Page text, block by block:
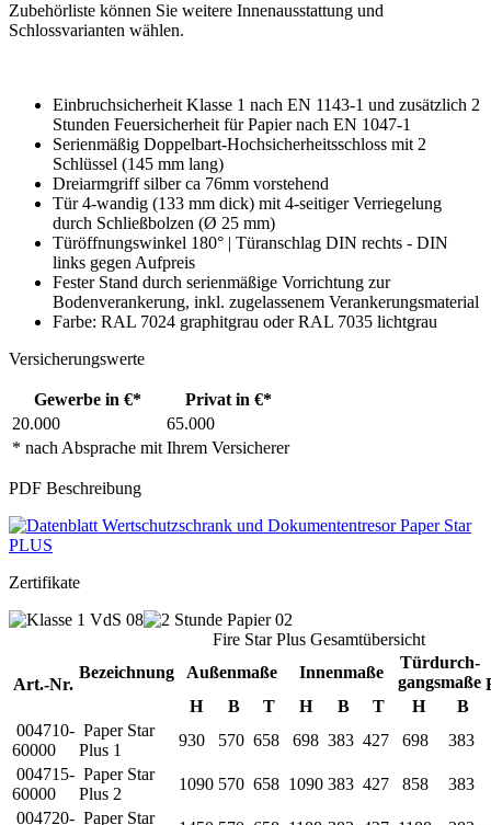
Zubehörliste können Sie weitere Innenausstattung und
Schlossvarianten wählen.
Einbruchsicherheit Klasse 1 nach EN 1143-1 und zusätzlich 2
Stunden Feuersicherheit für Papier nach EN 1047-1
Serienmäßig Doppelbart-Hochsicherheitsschloss mit 2
Schlüssel (145 mm lang)
Dreiarmgriff silber ca 76mm vorstehend
Tür 4-wandig (133 mm dick) mit 4-seitiger Verriegelung
durch Schließbolzen (Ø 25 mm)
Türöffnungswinkel 180° | Türanschlag DIN rechts - DIN
links gegen Aufpreis
Fester Stand durch serienmäßige Vorrichtung zur
Bodenverankerung, inkl. zugelassenem Verankerungsmaterial
Farbe: RAL 7024 graphitgrau oder RAL 7035 lichtgrau
Versicherungswerte
Gewerbe in €* Privat in €*
* nach Absprache mit Ihrem Versicherer
20.000 65.000
PDF Beschreibung
Zertifikate
Fire Star Plus Gesamtübersicht
Art.-Nr.
Bezeichnung Außenmaße Innenmaße
Türdurch-
gangsmaße
H
B T H B T H
B
004710-
60000
Paper Star
Plus 1
930 570 658 698 383 427 698 383
004715-
60000
Paper Star
Plus 2
1090 570 658 1090 383 427 858 383
004720- Paper Star